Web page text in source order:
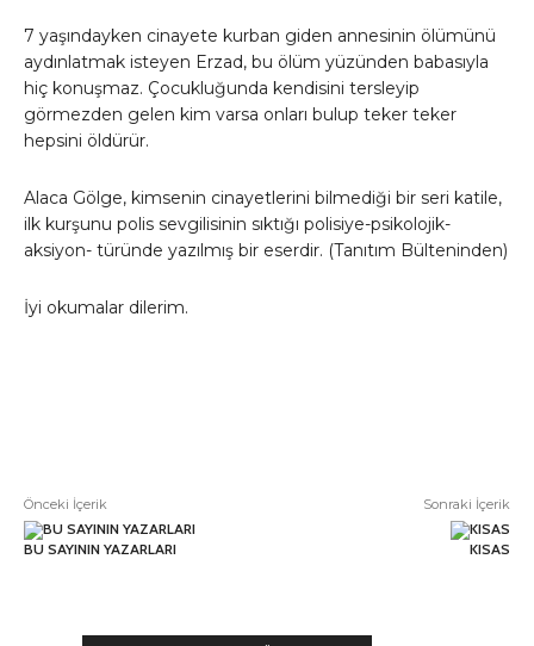
7 yaşındayken cinayete kurban giden annesinin ölümünü
aydınlatmak isteyen Erzad, bu ölüm yüzünden babasıyla
hiç konuşmaz. Çocukluğunda kendisini tersleyip
görmezden gelen kim varsa onları bulup teker teker
hepsini öldürür.
Alaca Gölge, kimsenin cinayetlerini bilmediği bir seri katile,
ilk kurşunu polis sevgilisinin sıktığı polisiye-psikolojik-
aksiyon- türünde yazılmış bir eserdir. (Tanıtım Bülteninden)
İyi okumalar dilerim.
Önceki İçerik
BU SAYININ YAZARLARI
Sonraki İçerik
KISAS